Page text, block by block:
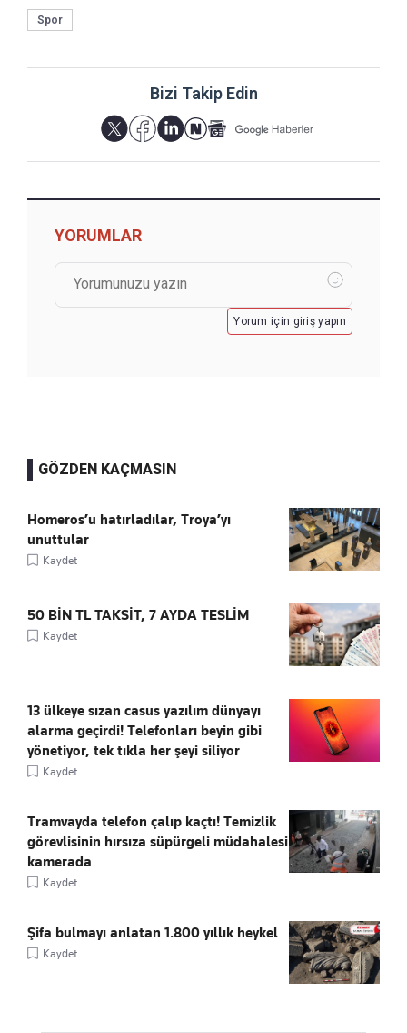
Spor
Bizi Takip Edin
YORUMLAR
Yorum için giriş yapın
GÖZDEN KAÇMASIN
Homeros’u hatırladılar, Troya’yı
unuttular
Kaydet
50 BİN TL TAKSİT, 7 AYDA TESLİM
Kaydet
13 ülkeye sızan casus yazılım dünyayı
alarma geçirdi! Telefonları beyin gibi
yönetiyor, tek tıkla her şeyi siliyor
Kaydet
Tramvayda telefon çalıp kaçtı! Temizlik
görevlisinin hırsıza süpürgeli müdahalesi
kamerada
Kaydet
Şifa bulmayı anlatan 1.800 yıllık heykel
Kaydet